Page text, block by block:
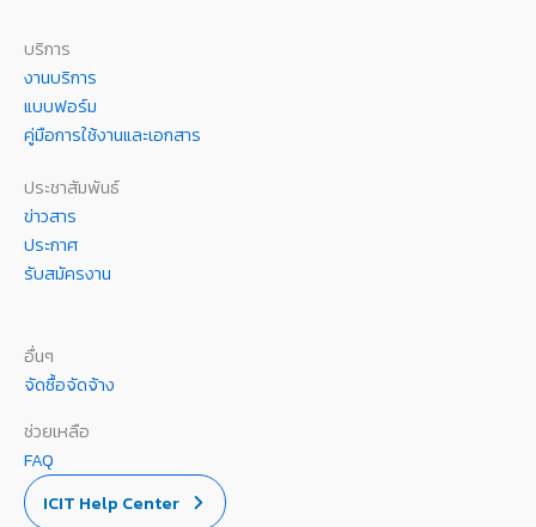
บริการ
งานบริการ
แบบฟอร์ม
คู่มือการใช้งานและเอกสาร
ประชาสัมพันธ์
ข่าวสาร
ประกาศ
รับสมัครงาน
อื่นๆ
จัดซื้อจัดจ้าง
ช่วยเหลือ
FAQ
ICIT Help Center